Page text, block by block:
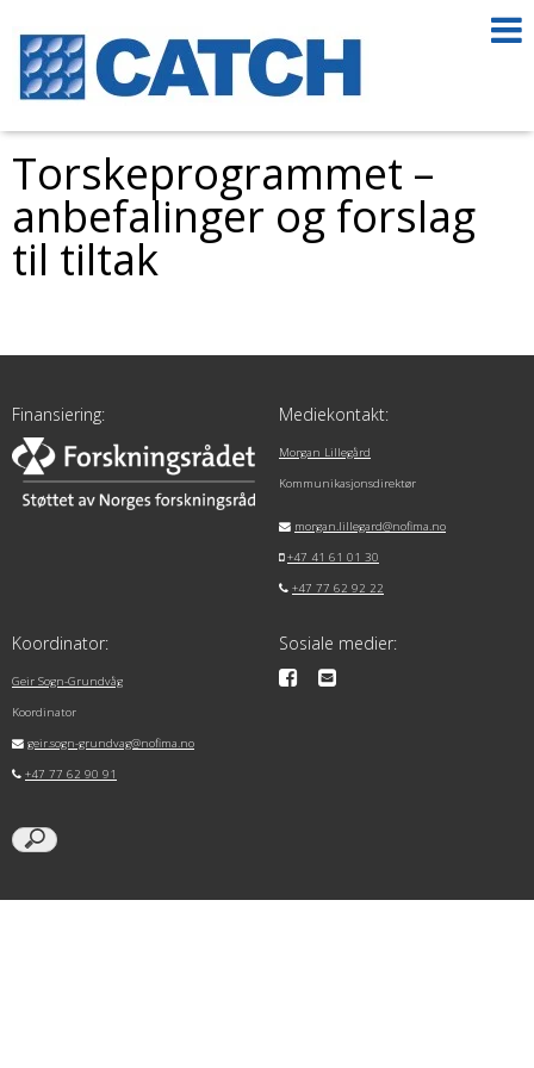
Torskeprogrammet –
anbefalinger og forslag
til tiltak
Finansiering: Mediekontakt:
Morgan Lillegård
Kommunikasjonsdirektør
morgan.lillegard@nofima.no
+47 41 61 01 30
+47 77 62 92 22
Koordinator:
Geir Sogn-Grundvåg
Koordinator
geir.sogn-grundvag@nofima.no
+47 77 62 90 91
Sosiale medier: